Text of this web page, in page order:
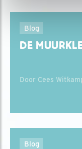
Blog
DE
Door Cees
Blog